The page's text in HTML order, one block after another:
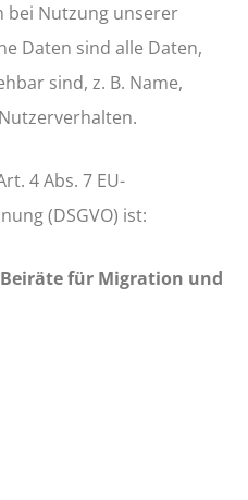
bei Nutzung unserer
Daten sind alle Daten,
sind, z. B. Name,
4 Abs. 7 EU-
(DSGVO) ist:
für Migration und